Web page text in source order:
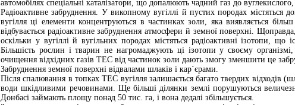
автомобілях спеціальні каталізатори, що допалюють чадний газ до вуглекислого,
Радіоактивне забруднення. У викопному вугіллі й пустих породах
вугілля ці елементи концентруються в частинках золи, яка виявляється
відбувається радіоактивне забруднення атмосфери й земної поверхні.
оскільки у вугіллі й вугільних породах містяться радіоактивні ізотопи,
Більшість рослин і тварин не нагромаджують ці ізотопи у своєму
очищення відхідних газів ТЕС від частинок золи дають змогу зменшити це
Забруднення земної поверхні відвалами шлаків і кар´єрами.
Після спалювання в топках ТЕС вугілля залишається багато твердих відходів
води шкідливими речовинами. Ще більші ділянки землі порушуються
Донбасі займають площу понад 50 тис. га, і вона дедалі збільшується.